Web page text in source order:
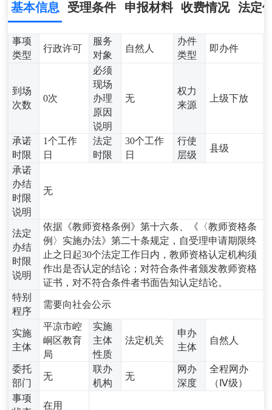
基本信息 受理条件 申报材料 收费情况 法定
事项
类型
行政许可
服务
对象
自然人
办件
类型
即办件
到场
次数
0次
必须
现场
办理
原因
说明
无
权力
来源
上级下放
承诺
时限
1个工作
日
法定
时限
30个工作
日
行使
层级
县级
承诺
办结
时限
说明
无
法定
办结
时限
说明
依据《教师资格条例》第十六条、《〈教师资格条
例〉实施办法》第二十条规定，自受理申请期限终
止之日起30个法定工作日内，教师资格认定机构须
作出是否认定的结论；对符合条件者颁发教师资格
证书，对不符合条件者书面告知认定结论。
特别
程序
需要向社会公示
实施
主体
平凉市崆
峒区教育
局
实施
主体
性质
法定机关
申办
主体
自然人
委托
部门
无
联办
机构
无
网办
深度
全程网办
（Ⅳ级）
事项
在用